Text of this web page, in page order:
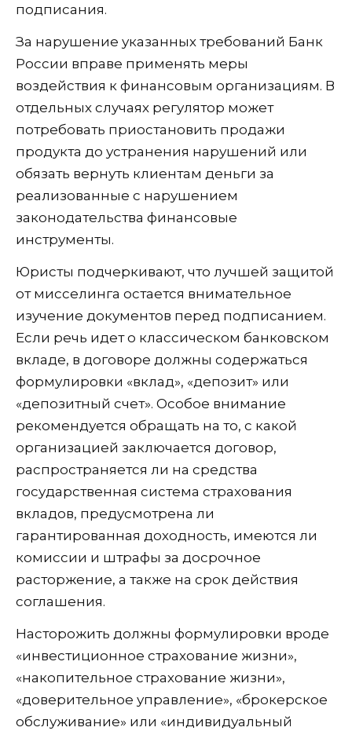
подписания.
За нарушение указанных требований Банк
России вправе применять меры
воздействия к финансовым организациям. В
отдельных случаях регулятор может
потребовать приостановить продажи
продукта до устранения нарушений или
обязать вернуть клиентам деньги за
реализованные с нарушением
законодательства финансовые
инструменты.
Юристы подчеркивают, что лучшей защитой
от мисселинга остается внимательное
изучение документов перед подписанием.
Если речь идет о классическом банковском
вкладе, в договоре должны содержаться
формулировки «вклад», «депозит» или
«депозитный счет». Особое внимание
рекомендуется обращать на то, с какой
организацией заключается договор,
распространяется ли на средства
государственная система страхования
вкладов, предусмотрена ли
гарантированная доходность, имеются ли
комиссии и штрафы за досрочное
расторжение, а также на срок действия
соглашения.
Насторожить должны формулировки вроде
«инвестиционное страхование жизни»,
«накопительное страхование жизни»,
«доверительное управление», «брокерское
обслуживание» или «индивидуальный